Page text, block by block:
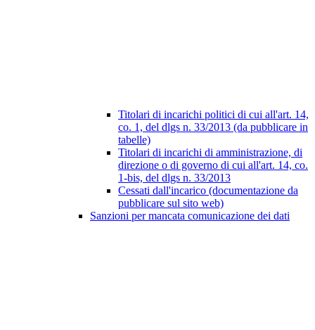
Titolari di incarichi politici di cui all'art. 14,
co. 1, del dlgs n. 33/2013 (da pubblicare in
tabelle)
Titolari di incarichi di amministrazione, di
direzione o di governo di cui all'art. 14, co.
1-bis, del dlgs n. 33/2013
Cessati dall'incarico (documentazione da
pubblicare sul sito web)
Sanzioni per mancata comunicazione dei dati